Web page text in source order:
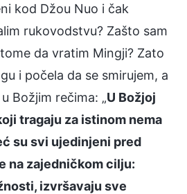
kod Džou Nuo i čak
rukovodstvu? Zašto sam
da vratim Mingji? Zato
i počela da se smirujem, a
Božjim rečima: „U Božjoj
tragaju za istinom nema
su svi ujedinjeni pred
na zajedničkom cilju:
izvršavaju sve